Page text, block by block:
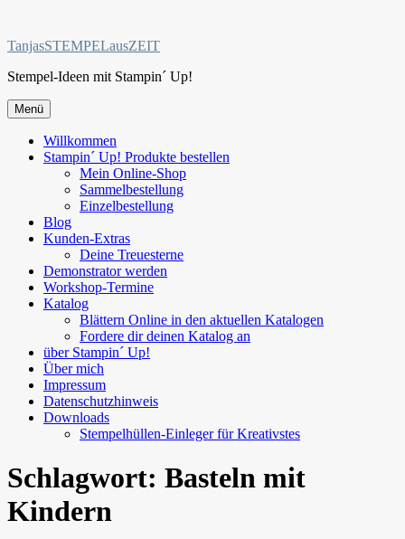
springen
TanjasSTEMPELausZEIT
Stempel-Ideen mit Stampin´ Up!
Menü
Willkommen
Stampin´ Up! Produkte bestellen
Mein Online-Shop
Sammelbestellung
Einzelbestellung
Blog
Kunden-Extras
Deine Treuesterne
Demonstrator werden
Workshop-Termine
Katalog
Blättern Online in den aktuellen Katalogen
Fordere dir deinen Katalog an
über Stampin´ Up!
Über mich
Impressum
Datenschutzhinweis
Downloads
Stempelhüllen-Einleger für Kreativstes
Schlagwort: Basteln mit
Kindern